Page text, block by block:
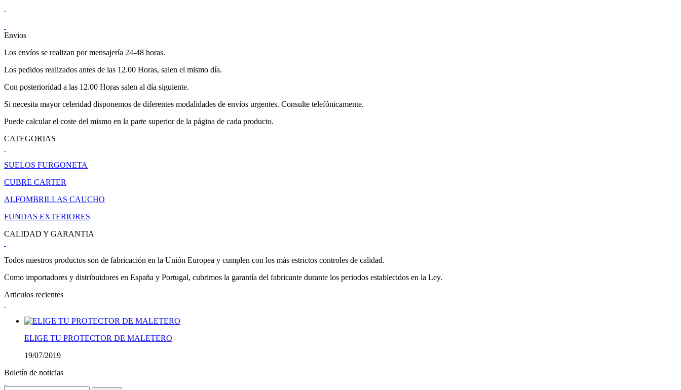
.
Envios
Los envíos se realizan por mensajería 24-48 horas.
Los pedidos realizados antes de las 12.00 Horas, salen el mismo día.
Con posterioridad a las 12.00 Horas salen al día siguiente.
Si necesita mayor celeridad disponemos de diferentes modalidades de envíos urgentes. Consulte telefónicamente.
Puede calcular el coste del mismo en la parte superior de la página de cada producto.
CATEGORIAS
SUELOS FURGONETA
CUBRE CARTER
ALFOMBRILLAS CAUCHO
FUNDAS EXTERIORES
CALIDAD Y GARANTIA
Todos nuestros productos son de fabricación en la Unión Europea y cumplen con los más estrictos controles de calidad.
Como importadores y distribuidores en España y Portugal, cubrimos la garantía del fabricante durante los periodos establecidos en la Ley.
Articulos recientes
ELIGE TU PROTECTOR DE MALETERO
19/07/2019
Boletín de noticias